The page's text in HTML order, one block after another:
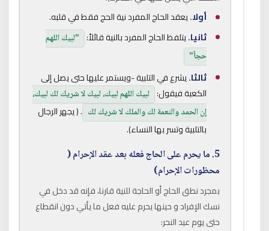
أولا.يعقد الحاج المفرد نية الحج فقط في قلبه.
ثانيا.يتلفظ الحاج المفرد بالنية قائلاً: "لبيك اللهم
حجاً"
ثالثا.يشرع في التلبية -ويستمر عليها حتى يصل إلى
الكعبة فيقول: لبيك اللهم لبيك، لبيك لا شريك لك لبيك،
إن الحمد والنعمة لك والملك لا شريك لك . ( يجهر الرجال
بالتلبية وتسر بها النساء).
5. ما يحرم على الحاج فعله بعد عقد الإحرام (
محظورات الإحرام)
بمجرد نطق الحاج أو الحاجة للنية قارنا، فإنه قد دخل في
نسك الإفراد و حينها يحرم عليه فعل ما يأتي دون انقطاع
حتى يوم عيد النحر: